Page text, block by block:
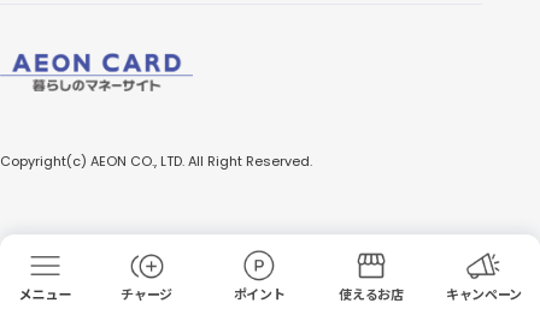
チャージ ポイント 使えるお店 キャンペーン
Copyright(c) AEON CO., LTD. All Right Reserved.